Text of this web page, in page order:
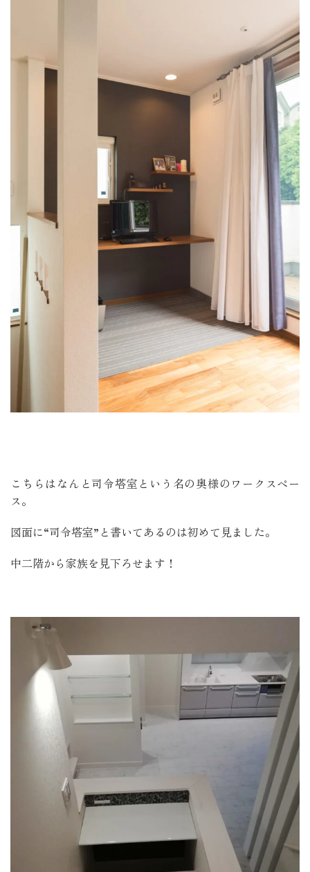
こちらはなんと司令塔室という名の奥様のワークスペー
ス。
図面に“司令塔室”と書いてあるのは初めて見ました。
中二階から家族を見下ろせます！